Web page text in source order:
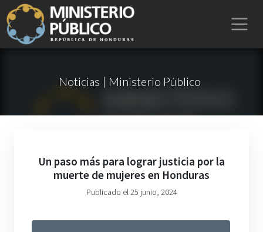
Noticias | Ministerio Público
Un paso más para lograr justicia por la
muerte de mujeres en Honduras
Publicado el 25 junio, 2024